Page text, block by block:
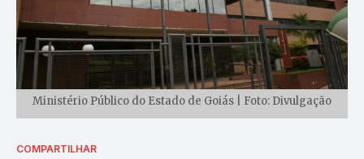
Ministério Público do Estado de Goiás | Foto: Divulgação
COMPARTILHAR